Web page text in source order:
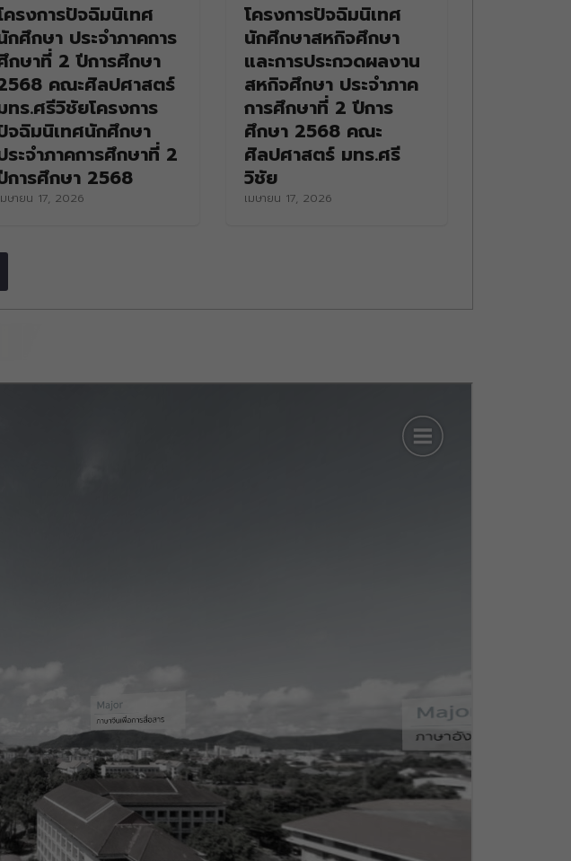
ครงการปัจฉิมนิเทศ
กศึกษา ประจำภาคการ
กษาที่ 2 ปีการศึกษา
คณะศิลปศาสตร์
ทร.ศรีวิชัยโครงการ
จฉิมนิเทศนักศึกษา
ระจำภาคการศึกษาที่ 2
การศึกษา 2568
มษายน 17, 2026
โครงการปัจฉิมนิเทศ
นักศึกษาสหกิจศึกษา
และการประกวดผลงาน
สหกิจศึกษา ประจำภาค
การศึกษาที่ 2 ปีการ
ศึกษา 2568 คณะ
ศิลปศาสตร์ มทร.ศรี
วิชัย
เมษายน 17, 2026